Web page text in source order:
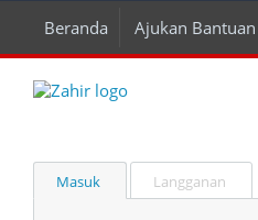
Beranda Ajukan Bantuan
Masuk Langganan